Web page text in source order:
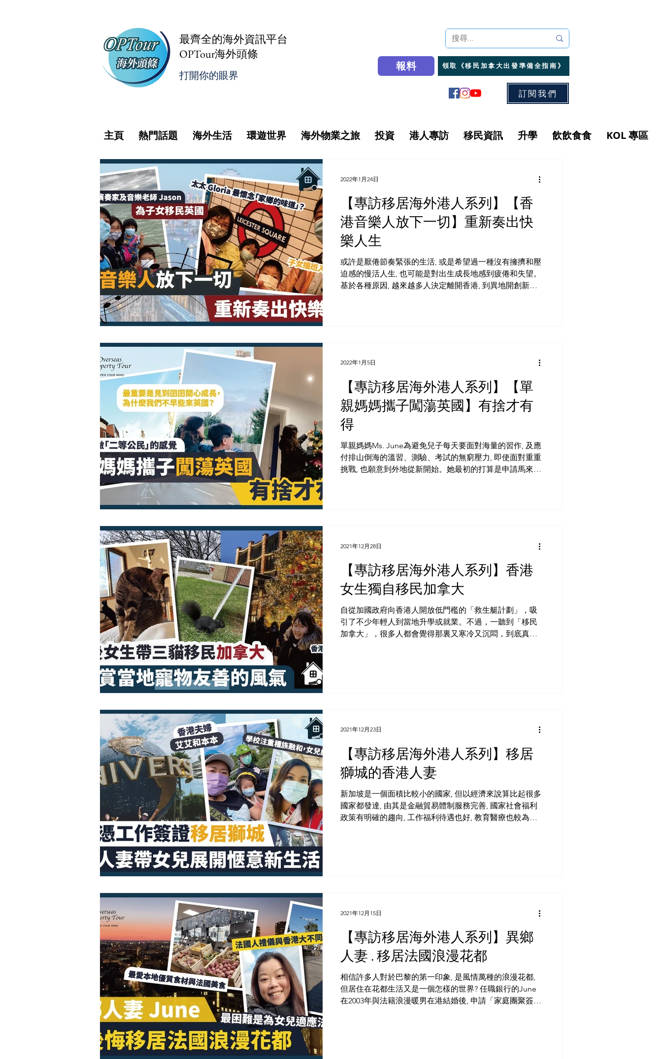
最齊全的海外資訊平台
OPTour海外頭條
打開你的眼界
報料 領取《移民加拿大出發準備全指南》
訂閱我們
主頁 熱門話題 海外生活 環遊世界 海外物業之旅 投資 港人專訪 移民資訊 升學 飲飲食食 KOL 專區
【️專訪移居海外港人系列】【香
港音樂人放下一切】重新奏出快
樂人生
或許是厭倦節奏緊張的生活, 或是希望過一種沒有擁擠和壓
迫感的慢活人生, 也可能是對出生成長地感到疲倦和失望。
基於各種原因, 越來越多人決定離開香港, 到異地開創新生
2022年1月24日
【️專訪移居海外港人系列】【單
親媽媽攜子闖蕩英國】有捨才有
得
單親媽媽Ms. June為避免兒子每天要面對海量的習作, 及應
付排山倒海的溫習、測驗、考試的無窮壓力, 即使面對重重
挑戰, 也願意到外地從新開始。她最初的打算是申請馬來西
2022年1月5日
【️專訪移居海外港人系列】香港
女生獨自移民加拿大
自從加國政府向香港人開放低門檻的「救生艇計劃」，吸
引了不少年輕人到當地升學或就業。不過，一聽到「移民
加拿大」，很多人都會覺得那裏又寒冷又沉悶，到底真實
2021年12月28日
【️專訪移居海外港人系列】移居
獅城的香港人妻
新加坡是一個面積比較小的國家, 但以經濟來說算比起很多
國家都發達, 由其是金融貿易體制服務完善, 國家社會福利
政策有明確的趨向, 工作福利待遇也好, 教育醫療也較為完
2021年12月23日
【️專訪移居海外港人系列】異鄉
人妻 . 移居法國浪漫花都
相信許多人對於巴黎的第一印象, 是風情萬種的浪漫花都,
但居住在花都生活又是一個怎樣的世界? 任職銀行的June
在2003年與法籍浪漫暖男在港結婚後, 申請「家庭團聚簽
2021年12月15日